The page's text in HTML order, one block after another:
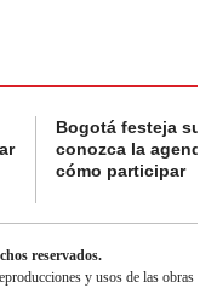
Bogotá festeja su
conozca la
cómo participar
reservados.
y usos de las obras